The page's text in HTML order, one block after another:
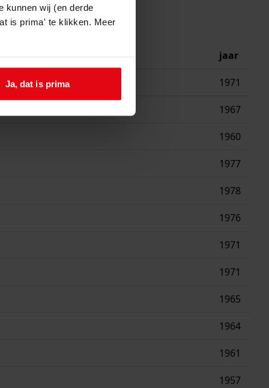
kunnen wij (en derde
is prima' te klikken. Meer
Ja, dat is prima
jaar
1971
1967
1960
1977
1978
1976
1971
1971
1965
1964
1961
1957